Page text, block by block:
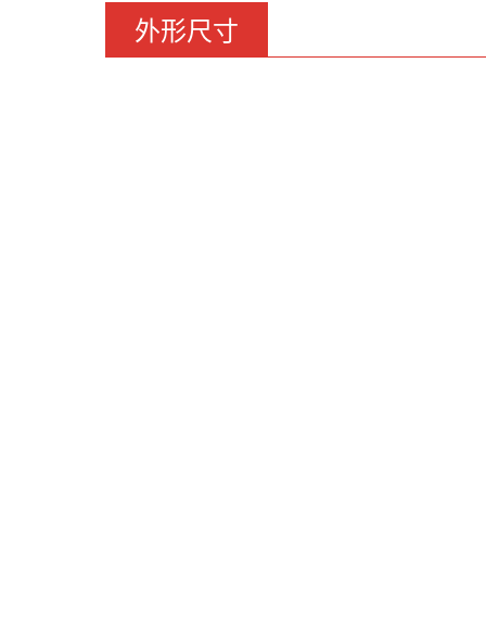
外形尺寸